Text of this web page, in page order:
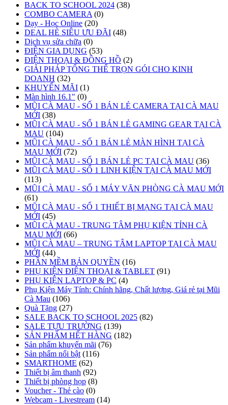
BACK TO SCHOOL 2024 (38)
COMBO CAMERA (0)
Dạy - Học Online (20)
DEAL HÈ SIÊU ƯU ĐÃI (48)
Dịch vụ sửa chữa (0)
ĐIỆN GIA DỤNG (53)
ĐIỆN THOẠI & ĐỒNG HỒ (2)
GIẢI PHÁP TỔNG THỂ TRỌN GÓI CHO KINH
DOANH (32)
KHUYẾN MÃI (1)
Màn hình 16.1" (0)
MŨI CÀ MAU - SỐ 1 BÁN LẺ CAMERA TẠI CÀ MAU
MỚI (38)
MŨI CÀ MAU - SỐ 1 BÁN LẺ GAMING GEAR TẠI CÀ
MAU (104)
MŨI CÀ MAU - SỐ 1 BÁN LẺ MÀN HÌNH TẠI CÀ
MAU MỚI (72)
MŨI CÀ MAU - SỐ 1 BÁN LẺ PC TẠI CÀ MAU (36)
MŨI CÀ MAU - SỐ 1 LINH KIỆN TẠI CÀ MAU MỚI
(113)
MŨI CÀ MAU - SỐ 1 MÁY VĂN PHÒNG CÀ MAU MỚI
(61)
MŨI CÀ MAU - SỐ 1 THIẾT BỊ MẠNG TẠI CÀ MAU
MỚI (45)
MŨI CÀ MAU - TRUNG TÂM PHỤ KIỆN TỈNH CÀ
MAU MỚI (66)
MŨI CÀ MAU – TRUNG TÂM LAPTOP TẠI CÀ MAU
MỚI (44)
PHẦN MỀM BẢN QUYỀN (16)
PHỤ KIỆN ĐIỆN THOẠI & TABLET (91)
PHỤ KIỆN LAPTOP & PC (4)
Phụ Kiện Máy Tính: Chính hãng, Chất lượng, Giá rẻ tại Mũi
Cà Mau (106)
Quà Tặng (27)
SALE BACK TO SCHOOL 2025 (82)
SALE TỰU TRƯỜNG (139)
SẢN PHẨM HẾT HÀNG (182)
Sản phẩm khuyến mãi (76)
Sản phẩm nổi bật (116)
SMARTHOME (62)
Thiết bị âm thanh (92)
Thiết bị phòng họp (8)
Voucher - Thẻ cào (0)
Webcam - Livestream (14)